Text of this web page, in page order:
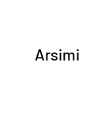
Arsimi